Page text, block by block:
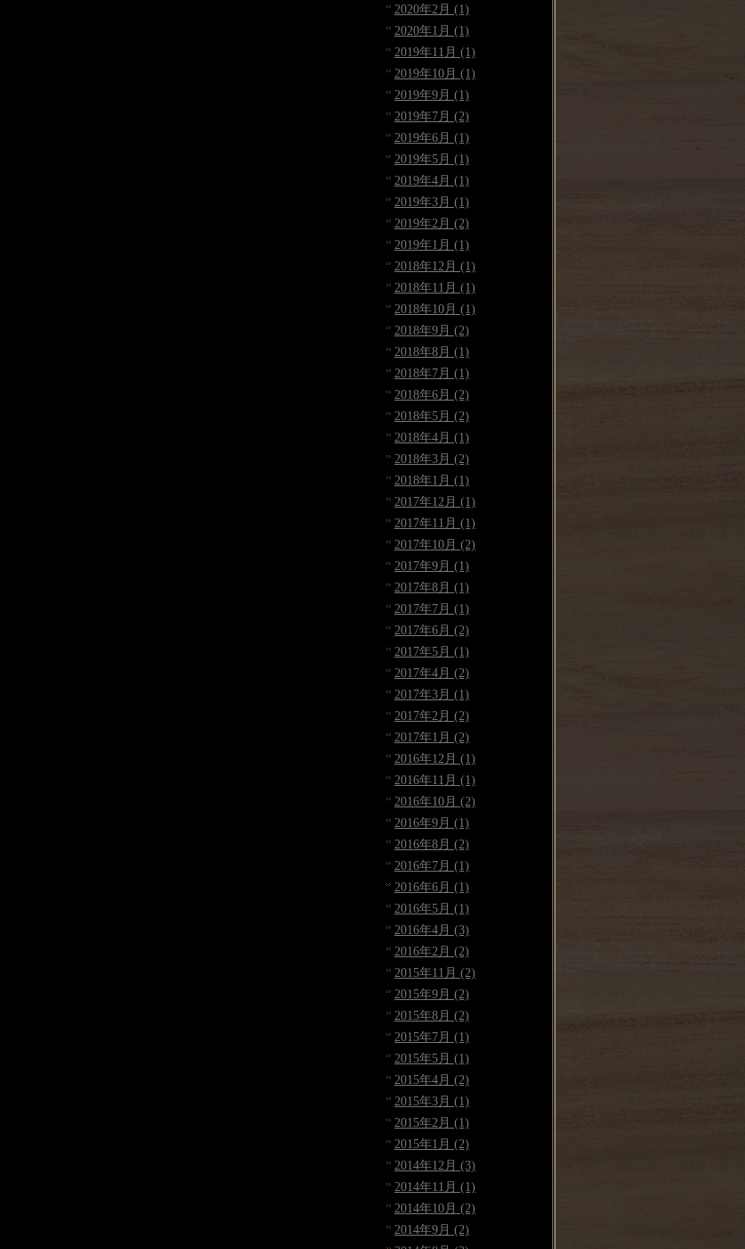
2020年2月 (1)
2020年1月 (1)
2019年11月 (1)
2019年10月 (1)
2019年9月 (1)
2019年7月 (2)
2019年6月 (1)
2019年5月 (1)
2019年4月 (1)
2019年3月 (1)
2019年2月 (2)
2019年1月 (1)
2018年12月 (1)
2018年11月 (1)
2018年10月 (1)
2018年9月 (2)
2018年8月 (1)
2018年7月 (1)
2018年6月 (2)
2018年5月 (2)
2018年4月 (1)
2018年3月 (2)
2018年1月 (1)
2017年12月 (1)
2017年11月 (1)
2017年10月 (2)
2017年9月 (1)
2017年8月 (1)
2017年7月 (1)
2017年6月 (2)
2017年5月 (1)
2017年4月 (2)
2017年3月 (1)
2017年2月 (2)
2017年1月 (2)
2016年12月 (1)
2016年11月 (1)
2016年10月 (2)
2016年9月 (1)
2016年8月 (2)
2016年7月 (1)
2016年6月 (1)
2016年5月 (1)
2016年4月 (3)
2016年2月 (2)
2015年11月 (2)
2015年9月 (2)
2015年8月 (2)
2015年7月 (1)
2015年5月 (1)
2015年4月 (2)
2015年3月 (1)
2015年2月 (1)
2015年1月 (2)
2014年12月 (3)
2014年11月 (1)
2014年10月 (2)
2014年9月 (2)